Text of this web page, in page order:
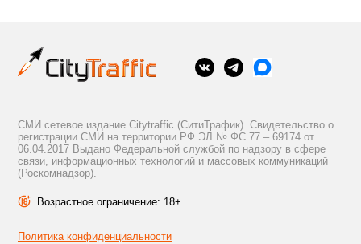
СМИ сетевое издание Citytraffic (СитиТрафик). Свидетельство о
регистрации СМИ на территории РФ ЭЛ № ФС 77 – 69174 от
06.04.2017 Выдано Федеральной службой по надзору в сфере
связи, информационных технологий и массовых коммуникаций
(Роскомнадзор).
Возрастное ограничение: 18+
Политика конфиденциальности